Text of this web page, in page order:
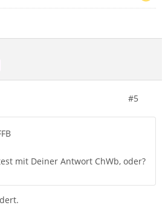
#5
mit Deiner Antwort ChWb, oder?